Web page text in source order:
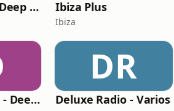
Ibiza Radios - Deep House Ibiza Plus
Ibiza
Costa Del Mar - Deep House
DR
Deluxe Radio - Varios